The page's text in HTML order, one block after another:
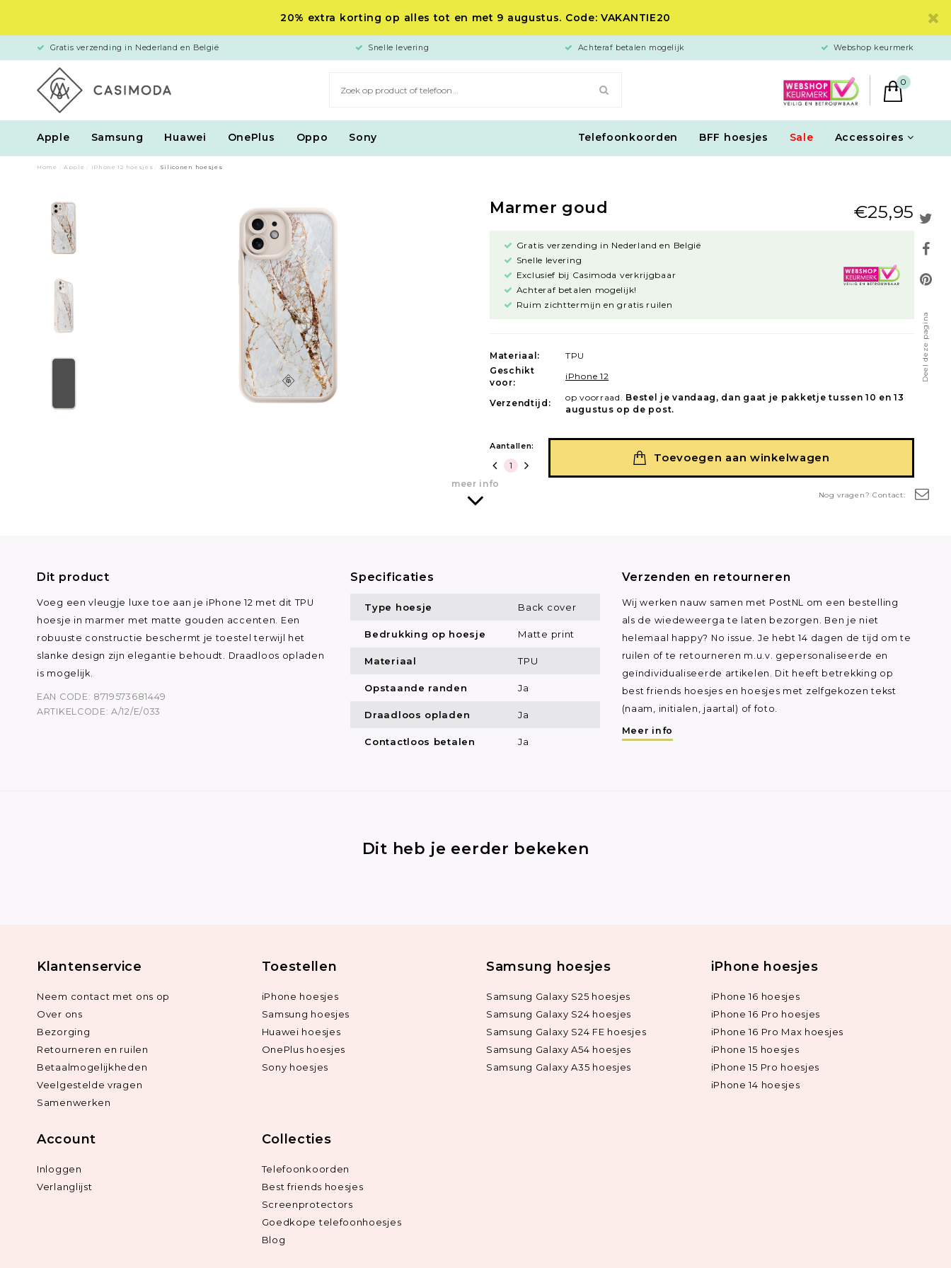
20% extra korting op alles tot en met 9 augustus. Code: VAKANTIE20
Gratis verzending in Nederland en België Snelle levering Achteraf betalen mogelijk Webshop keurmerk
0
Apple Samsung Huawei OnePlus Oppo Sony Telefoonkoorden BFF hoesjes Sale Accessoires
Deel deze pagina
Nog vragen? Contact:
Home Apple iPhone 12 hoesjes Siliconen hoesjes
Marmer goud €25,95
Gratis verzending in Nederland en België
Snelle levering
Exclusief bij Casimoda verkrijgbaar
Achteraf betalen mogelijk!
Ruim zichttermijn en gratis ruilen
Materiaal:
TPU
Geschikt
voor:
iPhone 12
Verzendtijd:
op voorraad. Bestel je vandaag, dan gaat je pakketje tussen 10 en 13
augustus op de post.
Aantallen:
Toevoegen aan winkelwagen
meer info
Dit product
Voeg een vleugje luxe toe aan je iPhone 12 met dit TPU
hoesje in marmer met matte gouden accenten. Een
robuuste constructie beschermt je toestel terwijl het
slanke design zijn elegantie behoudt. Draadloos opladen
is mogelijk.
EAN CODE: 8719573681449
ARTIKELCODE: A/12/E/033
Specificaties
Type hoesje Back cover
Bedrukking op hoesje Matte print
Materiaal TPU
Opstaande randen Ja
Draadloos opladen Ja
Contactloos betalen Ja
Verzenden en retourneren
Wij werken nauw samen met PostNL om een bestelling
als de wiedeweerga te laten bezorgen. Ben je niet
helemaal happy? No issue. Je hebt 14 dagen de tijd om te
ruilen of te retourneren m.u.v. gepersonaliseerde en
geïndividualiseerde artikelen. Dit heeft betrekking op
best friends hoesjes en hoesjes met zelfgekozen tekst
(naam, initialen, jaartal) of foto.
Meer info
Dit heb je eerder bekeken
Klantenservice
Neem contact met ons op
Over ons
Bezorging
Retourneren en ruilen
Betaalmogelijkheden
Veelgestelde vragen
Samenwerken
Toestellen
iPhone hoesjes
Samsung hoesjes
Huawei hoesjes
OnePlus hoesjes
Sony hoesjes
Samsung hoesjes
Samsung Galaxy S25 hoesjes
Samsung Galaxy S24 hoesjes
Samsung Galaxy S24 FE hoesjes
Samsung Galaxy A54 hoesjes
Samsung Galaxy A35 hoesjes
iPhone hoesjes
iPhone 16 hoesjes
iPhone 16 Pro hoesjes
iPhone 16 Pro Max hoesjes
iPhone 15 hoesjes
iPhone 15 Pro hoesjes
iPhone 14 hoesjes
Account
Inloggen
Verlanglijst
Collecties
Telefoonkoorden
Best friends hoesjes
Screenprotectors
Goedkope telefoonhoesjes
Blog